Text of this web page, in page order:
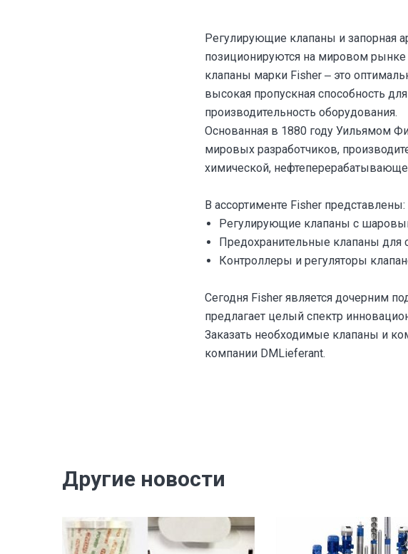
Регулирующие клапаны и запорная
позиционируются на мировом
клапаны марки Fisher ‒ это
высокая пропускная способность
производительность оборудования.
Основанная в 1880 году Уильямом
мировых разработчиков,
химической,
В ассортименте Fisher представлены:
Регулирующие клапаны с
Предохранительные клапаны для
Контроллеры и регуляторы
Сегодня Fisher является дочерним
предлагает целый спектр
Заказать необходимые клапаны и
компании DMLieferant.
Другие новости